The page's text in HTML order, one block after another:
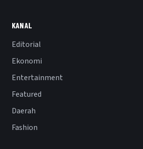
KANAL
Editorial
Ekonomi
Entertainment
Featured
Daerah
Fashion